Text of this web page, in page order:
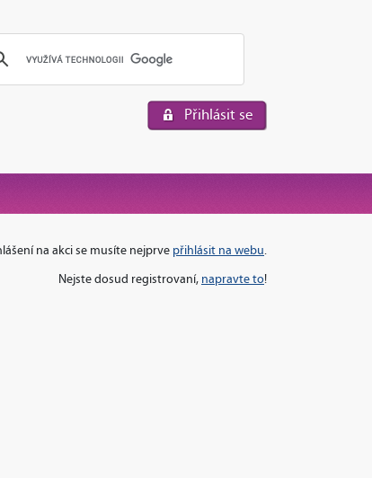
Přihlásit se
na akci se musíte nejprve přihlásit na webu.
Nejste dosud registrovaní, napravte to!